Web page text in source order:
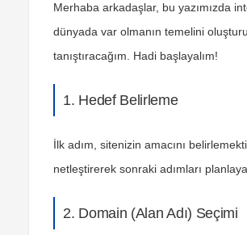
Merhaba arkadaşlar, bu yazımızda
dünyada var olmanın temelini
tanıştıracağım. Hadi başlayalım!
1. Hedef Belirleme
İlk adım, sitenizin amacını
netleştirerek sonraki adımları
2. Domain (Alan Adı) Seçimi